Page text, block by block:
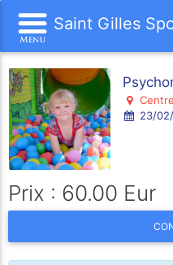
Saint Gilles
23/
Prix : 60.00 Eur